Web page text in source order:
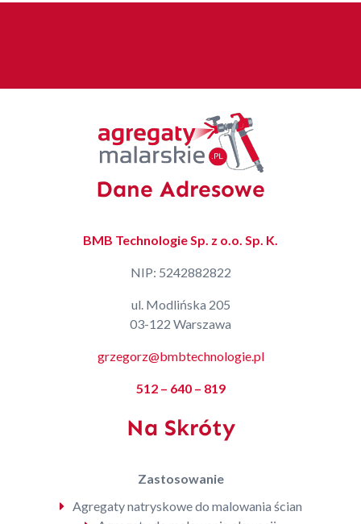
Dane Adresowe
BMB Technologie Sp. z o.o. Sp. K.
NIP: 5242882822
ul. Modlińska 205
03-122 Warszawa
grzegorz@bmbtechnologie.pl
512 – 640 – 819
Na Skróty
Zastosowanie
Agregaty natryskowe do malowania ścian